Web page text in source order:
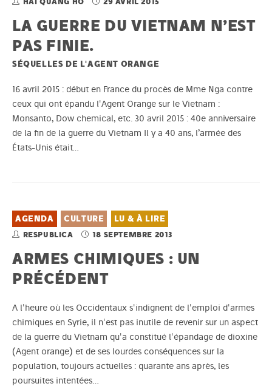
LA GUERRE DU VIETNAM N’EST
PAS FINIE.
SÉQUELLES DE L'AGENT ORANGE
16 avril 2015 : début en France du procès de Mme Nga contre
ceux qui ont épandu l'Agent Orange sur le Vietnam :
Monsanto, Dow chemical, etc. 30 avril 2015 : 40e anniversaire
de la fin de la guerre du Vietnam Il y a 40 ans, l’armée des
États-Unis était…
AGENDA CULTURE LU & À LIRE
RESPUBLICA 18 SEPTEMBRE 2013
ARMES CHIMIQUES : UN
PRÉCÉDENT
A l'heure où les Occidentaux s'indignent de l'emploi d'armes
chimiques en Syrie, il n'est pas inutile de revenir sur un aspect
de la guerre du Vietnam qu'a constitué l'épandage de dioxine
(Agent orange) et de ses lourdes conséquences sur la
population, toujours actuelles : quarante ans après, les
poursuites intentées…